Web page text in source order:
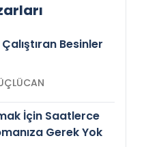
Besinler
GÜÇLÜCAN
İçin Saatlerce
Gerek Yok